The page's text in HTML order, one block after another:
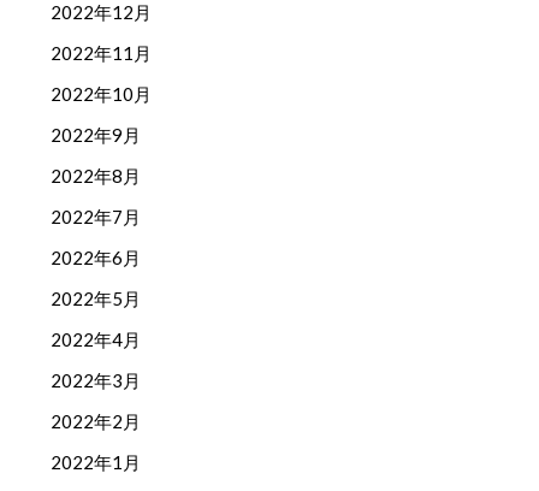
2022年12月
2022年11月
2022年10月
2022年9月
2022年8月
2022年7月
2022年6月
2022年5月
2022年4月
2022年3月
2022年2月
2022年1月